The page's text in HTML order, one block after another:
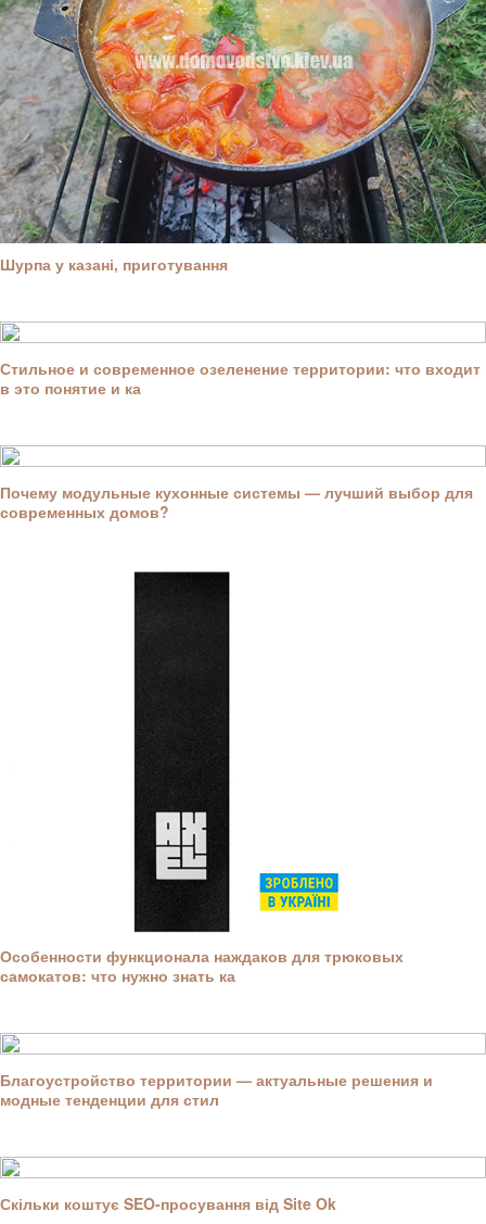
Шурпа у казані, приготування
Стильное и современное озеленение территории: что входит
в это понятие и ка
Почему модульные кухонные системы — лучший выбор для
современных домов?
Особенности функционала наждаков для трюковых
самокатов: что нужно знать ка
Благоустройство территории — актуальные решения и
модные тенденции для стил
Скільки коштує SEO-просування від Site Ok